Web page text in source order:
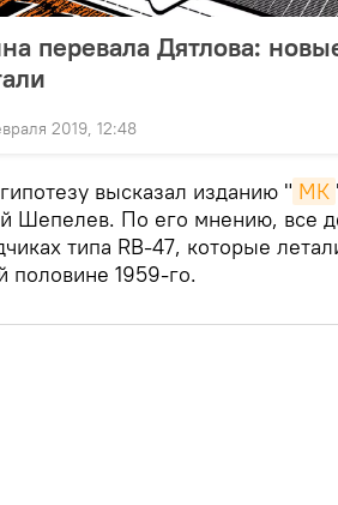
перевала Дятлова:
2019, 12:48
высказал изданию " МК
Шепелев. По его мнению, все
типа RB-47, которые
половине 1959-го.